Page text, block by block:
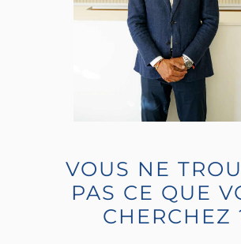
VOUS NE
PAS CE QUE
CHERCHEZ